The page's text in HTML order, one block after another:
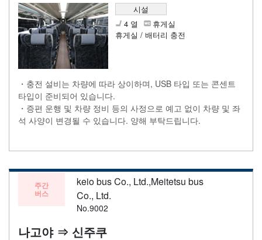
시설
4 열
휴게실
휴게실 / 배터리 충전
・충전 설비는 차량에 따라 상이하며, USB 타입 또는 콘센트
타입이 준비되어 있습니다.
・증편 운행 및 차량 정비 등의 사정으로 예고 없이 차량 및 좌
석 사양이 변경될 수 있습니다. 양해 부탁드립니다.
주간
버스
keio bus Co., Ltd.,Meitetsu bus
Co., Ltd.
No.9002
나고야 ⇒ 신주쿠